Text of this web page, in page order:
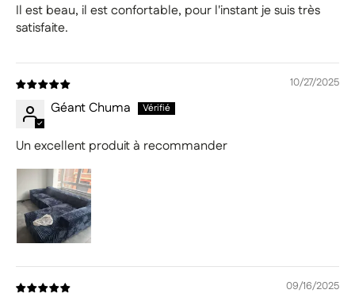
Il est beau, il est confortable, pour l'instant je suis très
satisfaite.
10/27/2025
Géant Chuma
Un excellent produit à recommander
09/16/2025